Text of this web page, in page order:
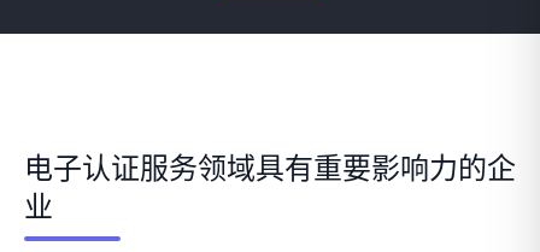
电子认证服务领域具有重要影响力的企
业